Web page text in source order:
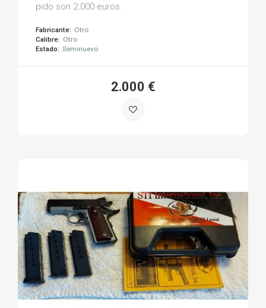
pido son 2.000 euros.
Fabricante: Otro
Calibre: Otro
Estado: Seminuevo
2.000 €